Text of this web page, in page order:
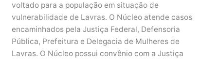
voltado para a população em situação de
vulnerabilidade de Lavras. O Núcleo atende casos
encaminhados pela Justiça Federal, Defensoria
Pública, Prefeitura e Delegacia de Mulheres de
Lavras. O Núcleo possui convênio com a Justiça